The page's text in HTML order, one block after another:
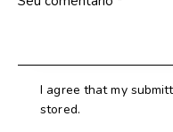
I agree that my
stored.